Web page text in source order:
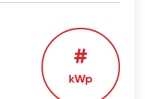
#
kWp